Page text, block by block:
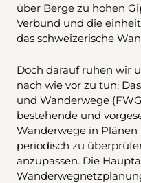
über Berge zu hohen
Verbund und die
das schweizerische
Doch darauf ruhen wir
nach wie vor zu tun:
und Wanderwege
bestehende und
Wanderwege in Plänen
periodisch zu
anzupassen. Die